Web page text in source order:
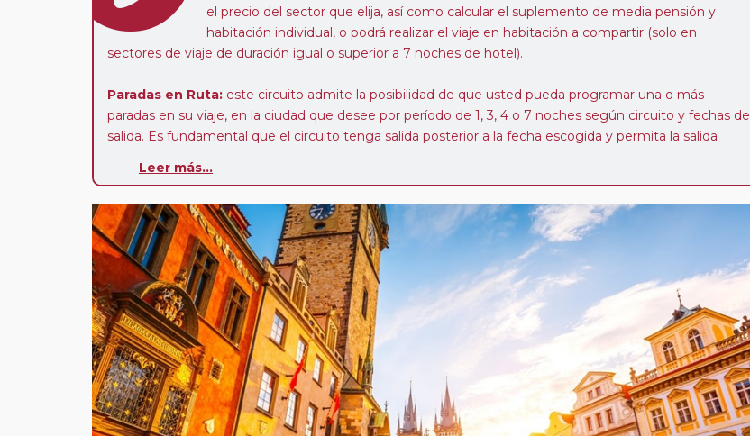
el precio del sector que elija, así como calcular el suplemento de media pensión y
habitación individual, o podrá realizar el viaje en habitación a compartir (solo en
sectores de viaje de duración igual o superior a 7 noches de hotel).
Paradas en Ruta: este circuito admite la posibilidad de que usted pueda programar una o más
paradas en su viaje, en la ciudad que desee por período de 1, 3, 4 o 7 noches según circuito y fechas de
salida. Es fundamental que el circuito tenga salida posterior a la fecha escogida y permita la salida
realiza para tomar otro circuito del mismo proveedor no se abonará este suplemento.
Pasajero Club:este circuito, en cualquier época del año, ofrece a los pasajeros que ya hayan viajado
con nosotros en los últimos 3 años y que pertenezcan a nuestro Club de Pasajeros (cuya obtención se
realiza tras rellenar el cuestionario de satisfacción en "Mi viaje") o los que estén en luna de miel
contarán con un descuento del 5%.
Leer más...